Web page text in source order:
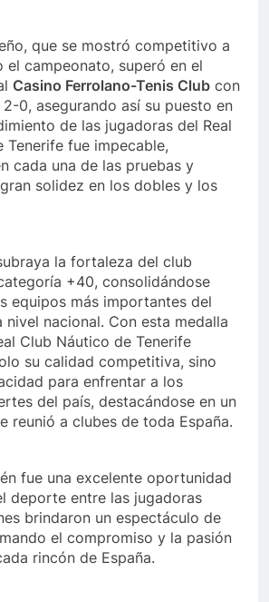
que se mostró competitivo a
campeonato, superó en el
Casino Ferrolano-Tenis Club con
0, asegurando así su puesto en
de las jugadoras del Real
Tenerife fue impecable,
cada una de las pruebas y
solidez en los dobles y los
la fortaleza del club
+40, consolidándose
equipos más importantes del
nivel nacional. Con esta medalla
Club Náutico de Tenerife
su calidad competitiva, sino
para enfrentar a los
del país, destacándose en un
reunió a clubes de toda España.
fue una excelente oportunidad
deporte entre las jugadoras
brindaron un espectáculo de
el compromiso y la pasión
rincón de España.